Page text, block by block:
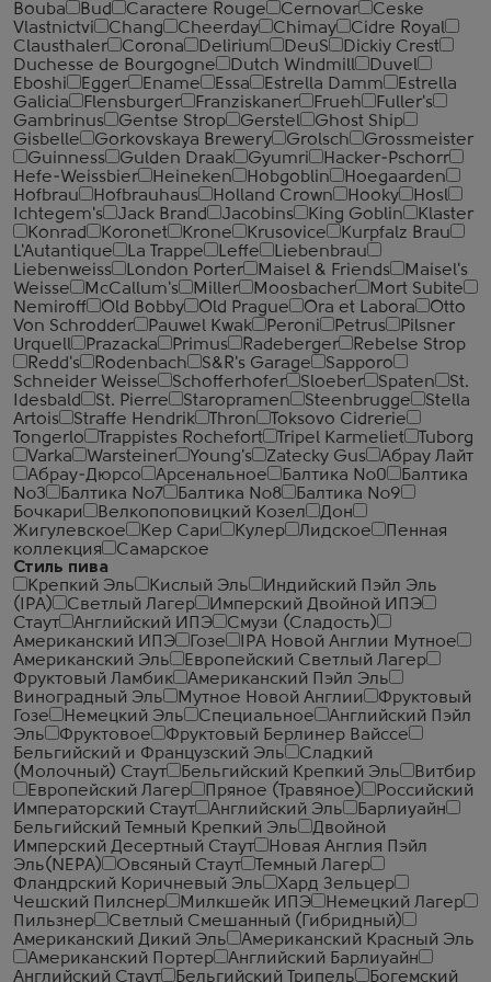
Bouba
Bud Caractere Rouge Cernovar
Ceske
Vlastnictvi
Chang Cheerday Chimay
Cidre Royal
Clausthaler
Corona Delirium DeuS
Dickiy Crest
Duchesse de Bourgogne
Dutch Windmill
Duvel
Eboshi
Egger Ename Essa Estrella Damm
Estrella
Galicia
Flensburger Franziskaner Frueh
Fuller's
Gambrinus
Gentse Strop Gerstel
Ghost Ship
Gisbelle
Gorkovskaya Brewery Grolsch
Grossmeister
Guinness
Gulden Draak Gyumri
Hacker-Pschorr
Hefe-Weissbier
Heineken Hobgoblin
Hoegaarden
Hofbrau
Hofbrauhaus Holland Crown Hooky
Hosl
Ichtegem's
Jack Brand Jacobins King Goblin
Klaster
Konrad
Koronet Krone Krusovice
Kurpfalz Brau
L'Autantique
La Trappe Leffe
Liebenbrau
Liebenweiss
London Porter Maisel & Friends
Maisel's
Weisse
McCallum's Miller Moosbacher
Mort Subite
Nemiroff
Old Bobby Old Prague Ora et Labora
Otto
Von Schrodder
Pauwel Kwak Peroni Petrus
Pilsner
Urquell
Prazacka Primus Radeberger
Rebelse Strop
Redd's
Rodenbach S&R's Garage
Sapporo
Schneider Weisse
Schofferhofer Sloeber Spaten
St.
Idesbald
St. Pierre Staropramen Steenbrugge
Stella
Artois
Straffe Hendrik Thron
Toksovo Cidrerie
Tongerlo
Trappistes Rochefort Tripel Karmeliet
Tuborg
Varka
Warsteiner Young's Zatecky Gus
Абрау Лайт
Абрау-Дюрсо
Арсенальное Балтика №0
Балтика
№3
Балтика №7 Балтика №8
Балтика №9
Бочкари
Велкопоповицкий Козел
Дон
Жигулевское
Кер Сари Кулер Лидское
Пенная
коллекция
Самарское
Стиль пива
Крепкий Эль
Кислый Эль
Индийский Пэйл Эль
(IPA)
Светлый Лагер
Имперский Двойной ИПЭ
Стаут
Английский ИПЭ
Смузи (Сладость)
Американский ИПЭ
Гозе
IPA Новой Англии Мутное
Американский Эль
Европейский Светлый Лагер
Фруктовый Ламбик
Американский Пэйл Эль
Виноградный Эль
Мутное Новой Англии
Фруктовый
Гозе
Немецкий Эль Специальное
Английский Пэйл
Эль
Фруктовое
Фруктовый Берлинер Вайссе
Бельгийский и Французский Эль
Сладкий
(Молочный) Стаут
Бельгийский Крепкий Эль
Витбир
Европейский Лагер
Пряное (Травяное)
Российский
Императорский Стаут
Английский Эль
Барлиуайн
Бельгийский Темный Крепкий Эль
Двойной
Имперский Десертный Стаут
Новая Англия Пэйл
Эль(NEPA)
Овсяный Стаут
Темный Лагер
Фландрский Коричневый Эль
Хард Зельцер
Чешский Пилснер
Милкшейк ИПЭ
Немецкий Лагер
Пильзнер
Светлый Смешанный (Гибридный)
Американский Дикий Эль
Американский Красный Эль
Американский Портер
Английский Барлиуайн
Английский Стаут
Бельгийский Трипель Богемский